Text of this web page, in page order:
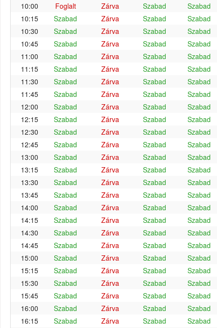
10:00
Foglalt Zárva Szabad
Szabad
10:15
Szabad Zárva Szabad
Szabad
10:30
Szabad Zárva Szabad
Szabad
10:45
Szabad Zárva Szabad
Szabad
11:00
Szabad Zárva Szabad
Szabad
11:15
Szabad Zárva Szabad
Szabad
11:30
Szabad Zárva Szabad
Szabad
11:45
Szabad Zárva Szabad
Szabad
12:00
Szabad Zárva Szabad
Szabad
12:15
Szabad Zárva Szabad
Szabad
12:30
Szabad Zárva Szabad
Szabad
12:45
Szabad Zárva Szabad
Szabad
13:00
Szabad Zárva Szabad
Szabad
13:15
Szabad Zárva Szabad
Szabad
13:30
Szabad Zárva Szabad
Szabad
13:45
Szabad Zárva Szabad
Szabad
14:00
Szabad Zárva Szabad
Szabad
14:15
Szabad Zárva Szabad
Szabad
14:30
Szabad Zárva Szabad
Szabad
14:45
Szabad Zárva Szabad
Szabad
15:00
Szabad Zárva Szabad
Szabad
15:15
Szabad Zárva Szabad
Szabad
15:30
Szabad Zárva Szabad
Szabad
15:45
Szabad Zárva Szabad
Szabad
16:00
Szabad Zárva Szabad
Szabad
16:15
Szabad Zárva Szabad Szabad